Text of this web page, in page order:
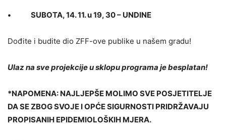
• SUBOTA, 14. 11. u 19, 30 – UNDINE
Dođite i budite dio ZFF-ove publike u našem gradu!
Ulaz na sve projekcije u sklopu programa je besplatan!
*NAPOMENA: NAJLJEPŠE MOLIMO SVE POSJETITELJE
DA SE ZBOG SVOJE I OPĆE SIGURNOSTI PRIDRŽAVAJU
PROPISANIH EPIDEMIOLOŠKIH MJERA.